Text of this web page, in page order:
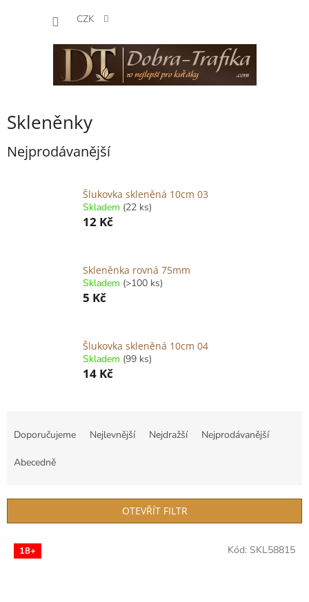
CZK
Skleněnky
Nejprodávanější
Šlukovka skleněná 10cm 03
Skladem (22 ks)
12 Kč
Skleněnka rovná 75mm
Skladem (>100 ks)
5 Kč
Šlukovka skleněná 10cm 04
Skladem (99 ks)
14 Kč
í
r
o
d
Doporučujeme Nejlevnější Nejdražší Nejprodávanější
Abecedně
OTEVŘÍT FILTR
V 18+ Kód: SKL58815